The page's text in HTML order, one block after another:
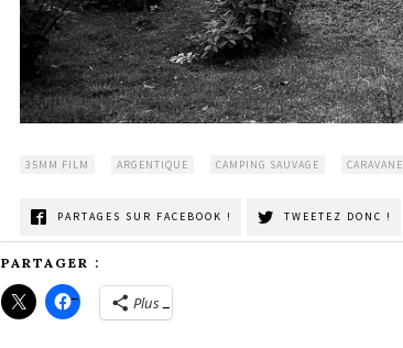
35MM FILM ARGENTIQUE CAMPING SAUVAGE CARAVANE
PARTAGES SUR FACEBOOK ! TWEETEZ DONC !
PARTAGER :
Plus